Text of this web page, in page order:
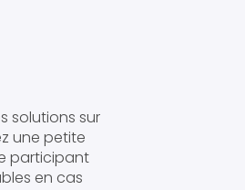
solutions sur
une petite
participant
en cas